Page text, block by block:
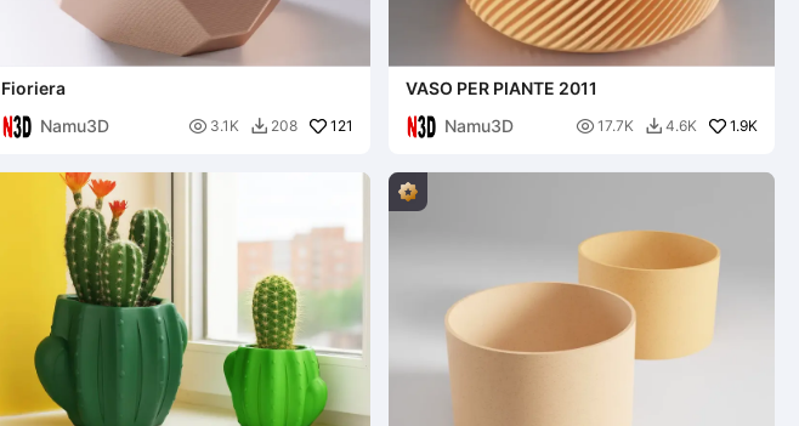
Fioriera
Namu3D
 3.1K  208 121
VASO PER PIANTE 2011
Namu3D
 17.7K  4.6K 1.9K